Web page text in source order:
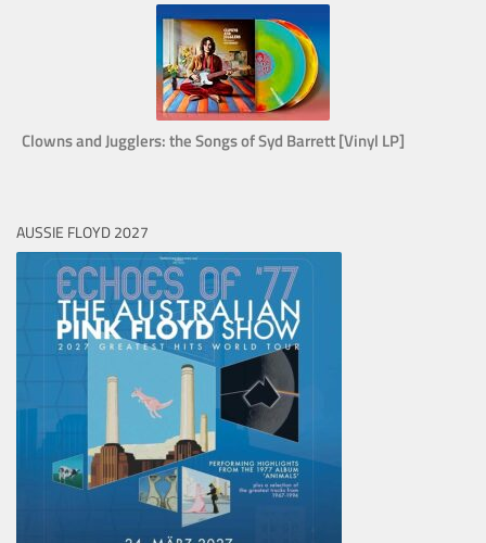
Clowns and Jugglers: the Songs of Syd Barrett [Vinyl LP]
AUSSIE FLOYD 2027